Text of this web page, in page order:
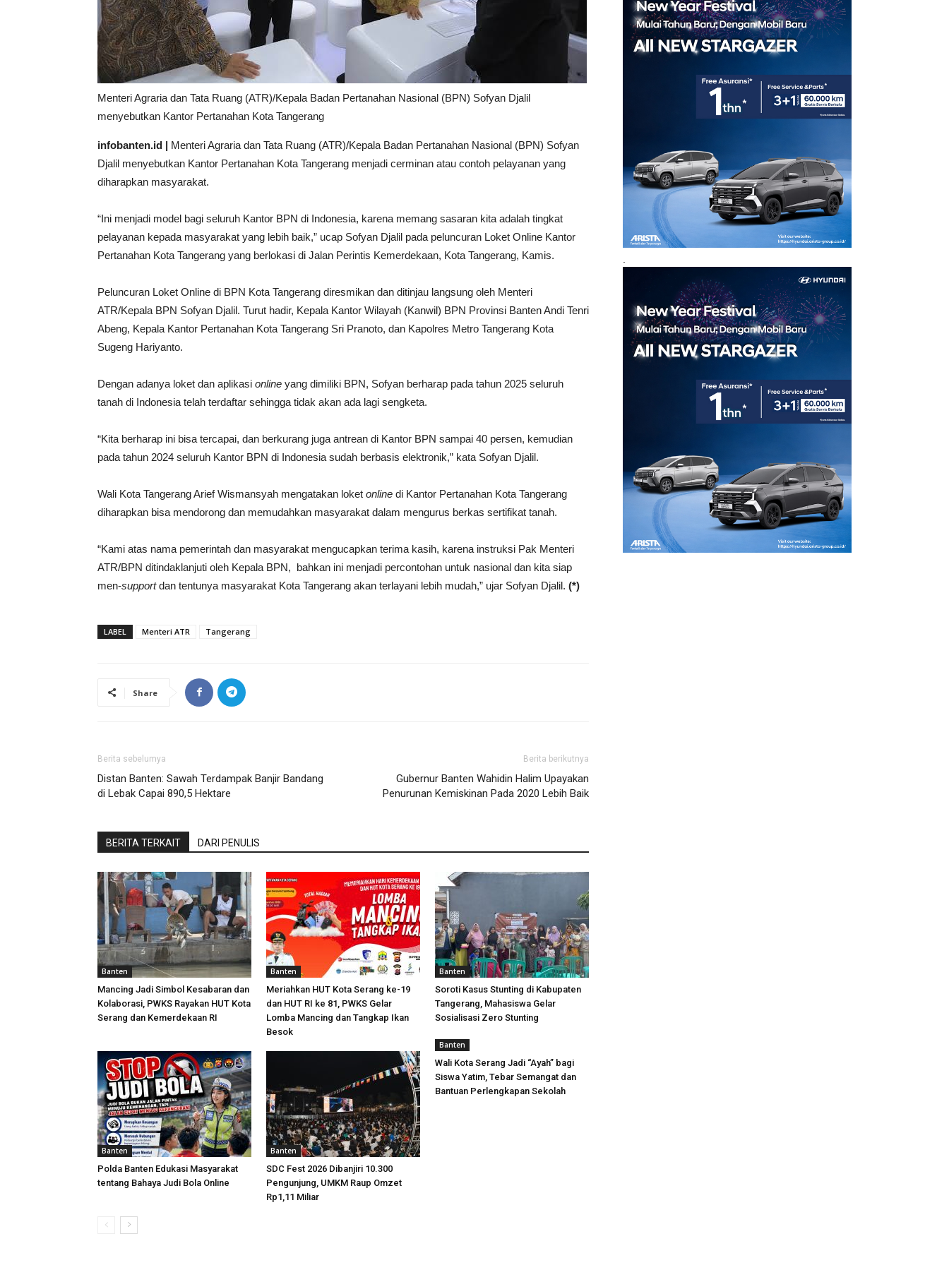
Menteri Agraria dan Tata Ruang (ATR)/Kepala Badan Pertanahan Nasional (BPN) Sofyan Djalil
menyebutkan Kantor Pertanahan Kota Tangerang
infobanten.id | Menteri Agraria dan Tata Ruang (ATR)/Kepala Badan Pertanahan Nasional (BPN) Sofyan
Djalil menyebutkan Kantor Pertanahan Kota Tangerang menjadi cerminan atau contoh pelayanan yang
diharapkan masyarakat.
“Ini menjadi model bagi seluruh Kantor BPN di Indonesia, karena memang sasaran kita adalah tingkat
pelayanan kepada masyarakat yang lebih baik,” ucap Sofyan Djalil pada peluncuran Loket Online Kantor
Pertanahan Kota Tangerang yang berlokasi di Jalan Perintis Kemerdekaan, Kota Tangerang, Kamis.
Peluncuran Loket Online di BPN Kota Tangerang diresmikan dan ditinjau langsung oleh Menteri
ATR/Kepala BPN Sofyan Djalil. Turut hadir, Kepala Kantor Wilayah (Kanwil) BPN Provinsi Banten Andi Tenri
Abeng, Kepala Kantor Pertanahan Kota Tangerang Sri Pranoto, dan Kapolres Metro Tangerang Kota
Sugeng Hariyanto.
Dengan adanya loket dan aplikasi online yang dimiliki BPN, Sofyan berharap pada tahun 2025 seluruh
tanah di Indonesia telah terdaftar sehingga tidak akan ada lagi sengketa.
“Kita berharap ini bisa tercapai, dan berkurang juga antrean di Kantor BPN sampai 40 persen, kemudian
pada tahun 2024 seluruh Kantor BPN di Indonesia sudah berbasis elektronik,” kata Sofyan Djalil.
Wali Kota Tangerang Arief Wismansyah mengatakan loket online di Kantor Pertanahan Kota Tangerang
diharapkan bisa mendorong dan memudahkan masyarakat dalam mengurus berkas sertifikat tanah.
“Kami atas nama pemerintah dan masyarakat mengucapkan terima kasih, karena instruksi Pak Menteri
ATR/BPN ditindaklanjuti oleh Kepala BPN, bahkan ini menjadi percontohan untuk nasional dan kita siap
men-supportdan tentunya masyarakat Kota Tangerang akan terlayani lebih mudah,” ujar Sofyan Djalil. (*)
LABEL Menteri ATR Tangerang
Share
Berita sebelumya
Distan Banten: Sawah Terdampak Banjir Bandang
di Lebak Capai 890,5 Hektare
Berita berikutnya
Gubernur Banten Wahidin Halim Upayakan
Penurunan Kemiskinan Pada 2020 Lebih Baik
BERITA TERKAIT DARI PENULIS
Banten
Mancing Jadi Simbol Kesabaran dan
Kolaborasi, PWKS Rayakan HUT Kota
Serang dan Kemerdekaan RI
Banten
Meriahkan HUT Kota Serang ke-19
dan HUT RI ke 81, PWKS Gelar
Lomba Mancing dan Tangkap Ikan
Besok
Banten
Soroti Kasus Stunting di Kabupaten
Tangerang, Mahasiswa Gelar
Sosialisasi Zero Stunting
Banten
Polda Banten Edukasi Masyarakat
tentang Bahaya Judi Bola Online
Banten
SDC Fest 2026 Dibanjiri 10.300
Pengunjung, UMKM Raup Omzet
Rp1,11 Miliar
Banten
Wali Kota Serang Jadi “Ayah” bagi
Siswa Yatim, Tebar Semangat dan
Bantuan Perlengkapan Sekolah